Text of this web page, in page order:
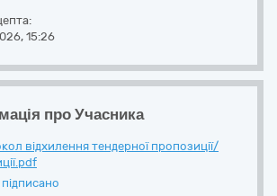
15:26
про Учасника
відхилення тендерної пропозиції/